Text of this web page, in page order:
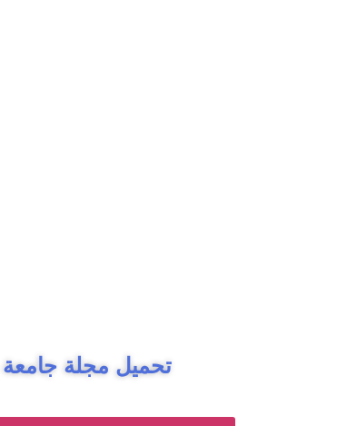
تحميل مجلة جامعة